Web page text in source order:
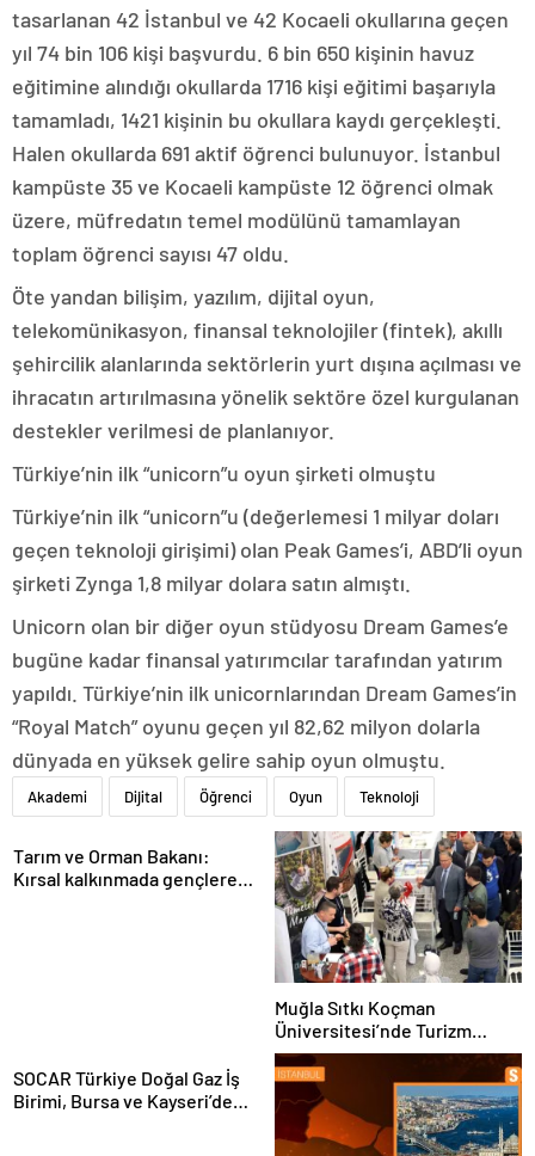
tasarlanan 42 İstanbul ve 42 Kocaeli okullarına geçen
yıl 74 bin 106 kişi başvurdu. 6 bin 650 kişinin havuz
eğitimine alındığı okullarda 1716 kişi eğitimi başarıyla
tamamladı, 1421 kişinin bu okullara kaydı gerçekleşti.
Halen okullarda 691 aktif öğrenci bulunuyor. İstanbul
kampüste 35 ve Kocaeli kampüste 12 öğrenci olmak
üzere, müfredatın temel modülünü tamamlayan
toplam öğrenci sayısı 47 oldu.
Öte yandan bilişim, yazılım, dijital oyun,
telekomünikasyon, finansal teknolojiler (fintek), akıllı
şehircilik alanlarında sektörlerin yurt dışına açılması ve
ihracatın artırılmasına yönelik sektöre özel kurgulanan
destekler verilmesi de planlanıyor.
Türkiye’nin ilk “unicorn”u oyun şirketi olmuştu
Türkiye’nin ilk “unicorn”u (değerlemesi 1 milyar doları
geçen teknoloji girişimi) olan Peak Games’i, ABD’li oyun
şirketi Zynga 1,8 milyar dolara satın almıştı.
Unicorn olan bir diğer oyun stüdyosu Dream Games’e
bugüne kadar finansal yatırımcılar tarafından yatırım
yapıldı. Türkiye’nin ilk unicornlarından Dream Games’in
“Royal Match” oyunu geçen yıl 82,62 milyon dolarla
dünyada en yüksek gelire sahip oyun olmuştu.
Akademi Dijital Öğrenci Oyun Teknoloji
Tarım ve Orman Bakanı:
Kırsal kalkınmada gençlere
Muğla Sıtkı Koçman
Üniversitesi’nde Turizm
Sektörü ve Öğrenciler
Buluştu
SOCAR Türkiye Doğal Gaz İş
Birimi, Bursa ve Kayseri’de